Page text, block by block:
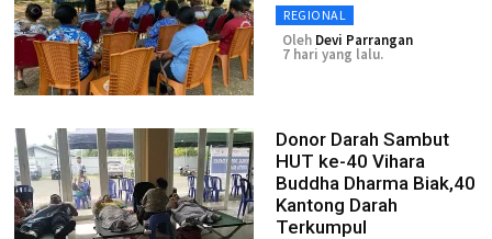
REGIONAL
Oleh Devi Parrangan
7 hari yang lalu.
Donor Darah Sambut
HUT ke-40 Vihara
Buddha Dharma Biak,40
Kantong Darah
Terkumpul